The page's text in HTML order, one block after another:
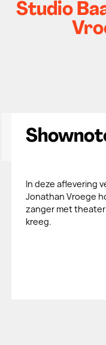
Studio
In deze aflevering
Jonathan Vroege
zanger met
kreeg.